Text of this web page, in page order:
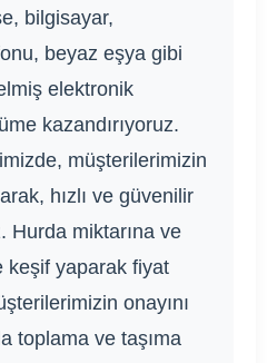
bilgisayar,
beyaz eşya gibi
elektronik
kazandırıyoruz.
müşterilerimizin
hızlı ve güvenilir
Hurda miktarına ve
keşif yaparak fiyat
onayını
toplama ve taşıma